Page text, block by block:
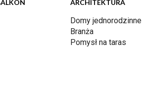
ARCHITEKTURA
Domy jednorodzinne
Branża
Pomysł na taras